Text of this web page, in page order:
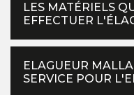
LES MATÉRIELS
EFFECTUER
ELAGUEUR
SERVICE POUR